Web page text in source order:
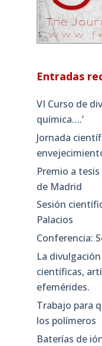
Entradas
VI Curso de
química….’
Jornada
Premio a
de Madrid
Sesión
Palacios
Conferencia:
La
científicas,
efemérides.
Trabajo para
los polímeros
Baterías de